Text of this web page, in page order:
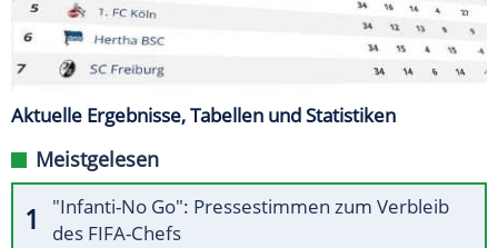
Aktuelle Ergebnisse, Tabellen und Statistiken
Meistgelesen
"Infanti-No Go": Pressestimmen zum Verbleib
des FIFA-Chefs